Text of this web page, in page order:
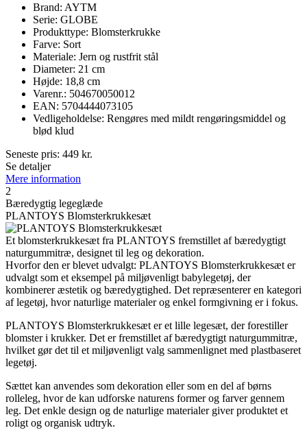
Brand: AYTM
Serie: GLOBE
Produkttype: Blomsterkrukke
Farve: Sort
Materiale: Jern og rustfrit stål
Diameter: 21 cm
Højde: 18,8 cm
Varenr.: 504670050012
EAN: 5704444073105
Vedligeholdelse: Rengøres med mildt rengøringsmiddel og
blød klud
Seneste pris: 449 kr.
Se detaljer
Mere information
2
Bæredygtig legeglæde
PLANTOYS Blomsterkrukkesæt
Et blomsterkrukkesæt fra PLANTOYS fremstillet af bæredygtigt
naturgummitræ, designet til leg og dekoration.
Hvorfor den er blevet udvalgt: PLANTOYS Blomsterkrukkesæt er
udvalgt som et eksempel på miljøvenligt babylegetøj, der
kombinerer æstetik og bæredygtighed. Det repræsenterer en kategori
af legetøj, hvor naturlige materialer og enkel formgivning er i fokus.
PLANTOYS Blomsterkrukkesæt er et lille legesæt, der forestiller
blomster i krukker. Det er fremstillet af bæredygtigt naturgummitræ,
hvilket gør det til et miljøvenligt valg sammenlignet med plastbaseret
legetøj.
Sættet kan anvendes som dekoration eller som en del af børns
rolleleg, hvor de kan udforske naturens former og farver gennem
leg. Det enkle design og de naturlige materialer giver produktet et
roligt og organisk udtryk.